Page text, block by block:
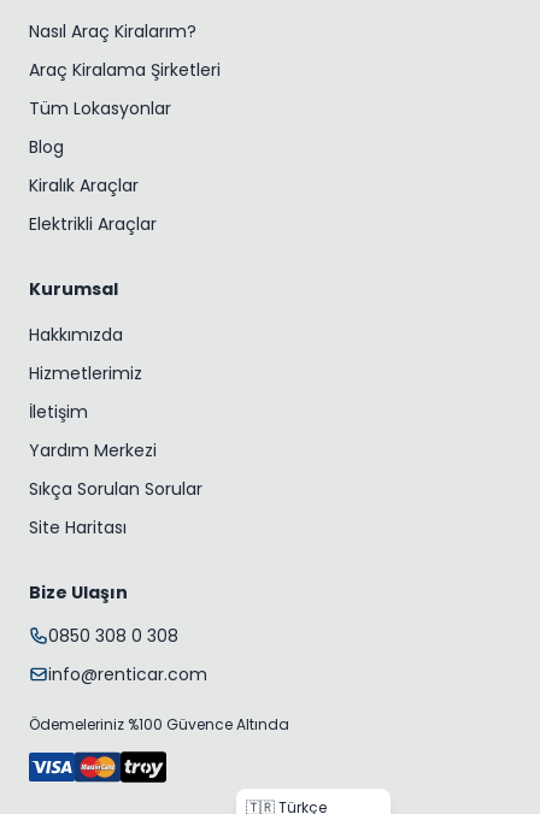
Nasıl Araç Kiralarım?
Araç Kiralama Şirketleri
Tüm Lokasyonlar
Blog
Kiralık Araçlar
Elektrikli Araçlar
Kurumsal
Hakkımızda
Hizmetlerimiz
İletişim
Yardım Merkezi
Sıkça Sorulan Sorular
Site Haritası
Bize Ulaşın
0850 308 0 308
info@renticar.com
Ödemeleriniz %100 Güvence Altında
🇹🇷 Türkçe